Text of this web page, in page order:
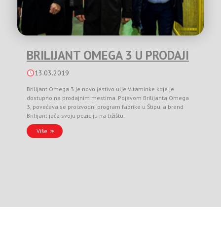
BRILIJANT OMEGA 3 U PRODAJI
13.03.2019
Brilijant Omega 3 je novo jestivo ulje Vitaminke koje je
dostupno na prodajnim mestima. Pojavom Brilijanta Omega
3, povećava se proizvodni program fabrike u Štipu, a brend
Brilijant jača svoju poziciju na tržištu.
Više